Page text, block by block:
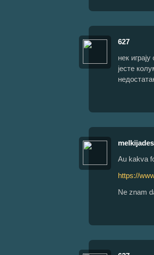
627
нек
јесте
melkijades
Au kakva
https://
Ne znam